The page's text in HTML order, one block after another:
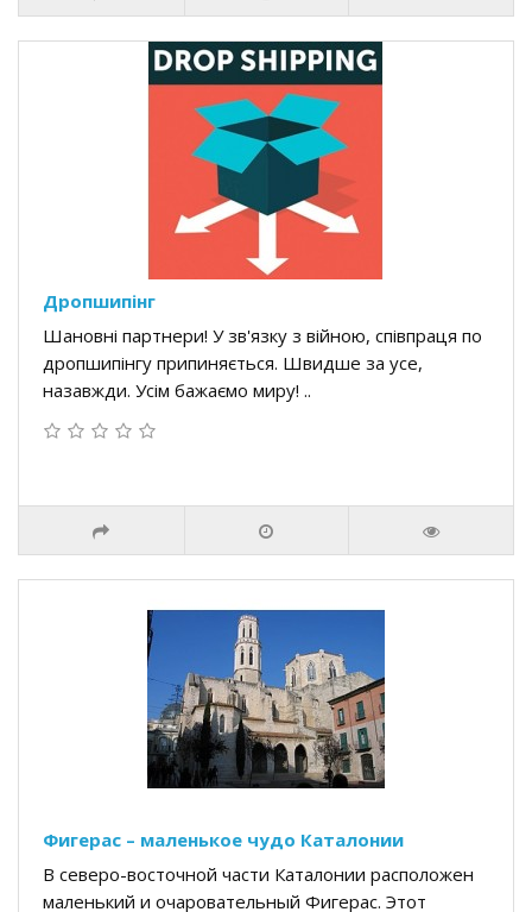
Дропшипінг
Шановні партнери! У зв'язку з війною, співпраця по
дропшипінгу припиняється. Швидше за усе,
назавжди. Усім бажаємо миру! ..
Фигерас – маленькое чудо Каталонии
В северо-восточной части Каталонии расположен
маленький и очаровательный Фигерас. Этот